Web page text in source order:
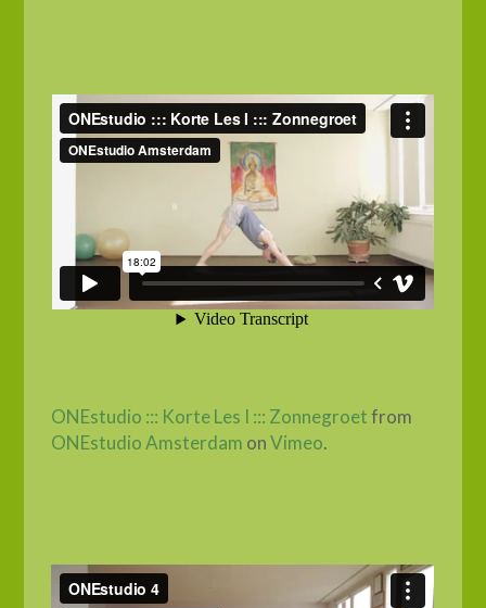
ONEstudio ::: Korte Les I ::: Zonnegroetfrom
ONEstudio Amsterdam onVimeo.